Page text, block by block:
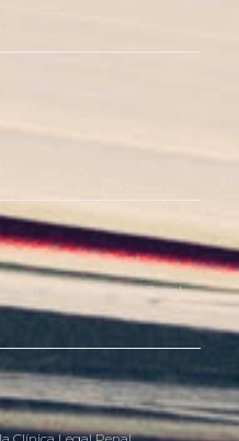
en el nuevo Código Penal.